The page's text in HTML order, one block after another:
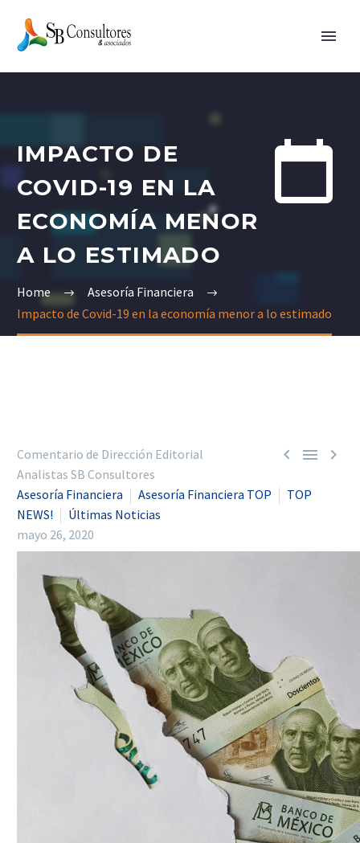


IMPACTO DE
COVID-19 EN LA
ECONOMÍA MENOR
A LO ESTIMADO
Home
Asesoría Financiera
Impacto de Covid-19 en la economía menor a lo estimado
  
Comentario de Dirección Editorial
Analistas SB Consultores
Asesoría Financiera
Asesoría Financiera TOP
TOP
NEWS!
Últimas Noticias
mayo 26, 2020